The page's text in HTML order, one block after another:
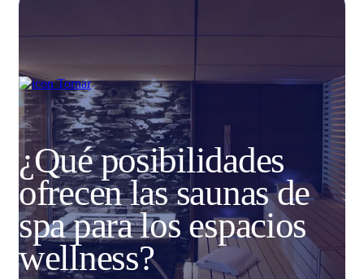
Tornar
¿Qué posibilidades
ofrecen las saunas de
spa para los espacios
wellness?